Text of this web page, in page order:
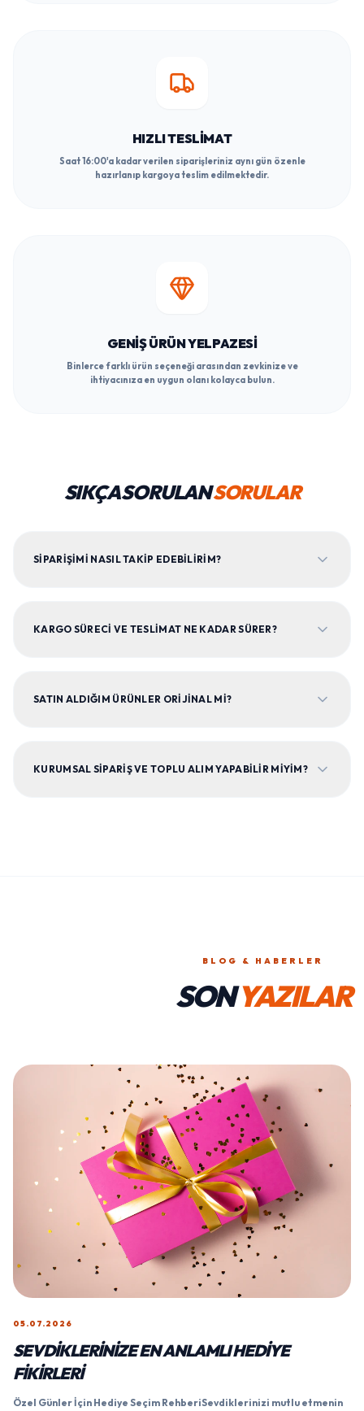
HIZLI TESLIMAT
Saat 16:00'a kadar verilen siparişleriniz aynı gün özenle
hazırlanıp kargoya teslim edilmektedir.
GENIŞ ÜRÜN YELPAZESI
Binlerce farklı ürün seçeneği arasından zevkinize ve
ihtiyacınıza en uygun olanı kolayca bulun.
SIKÇA SORULANSORULAR
SIPARIŞIMI NASIL TAKIP EDEBILIRIM?
KARGO SÜRECI VE TESLIMAT NE KADAR SÜRER?
SATIN ALDIĞIM ÜRÜNLER ORIJINAL MI?
KURUMSAL SIPARIŞ VE TOPLU ALIM YAPABILIR MIYIM?
BLOG & HABERLER
SONYAZILAR
05.07.2026
SEVDIKLERINIZE EN ANLAMLI HEDIYE
FIKIRLERI
Özel Günler İçin Hediye Seçim RehberiSevdiklerinizi mutlu etmenin